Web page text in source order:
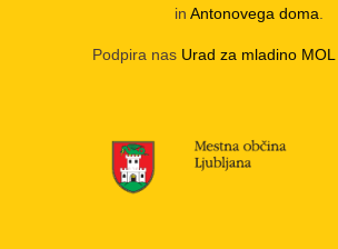
in Antonovega doma
Podpira nas Urad za mladino MOL